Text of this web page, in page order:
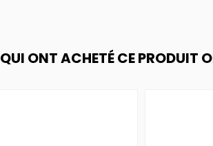
ONT ACHETÉ CE PRODUIT